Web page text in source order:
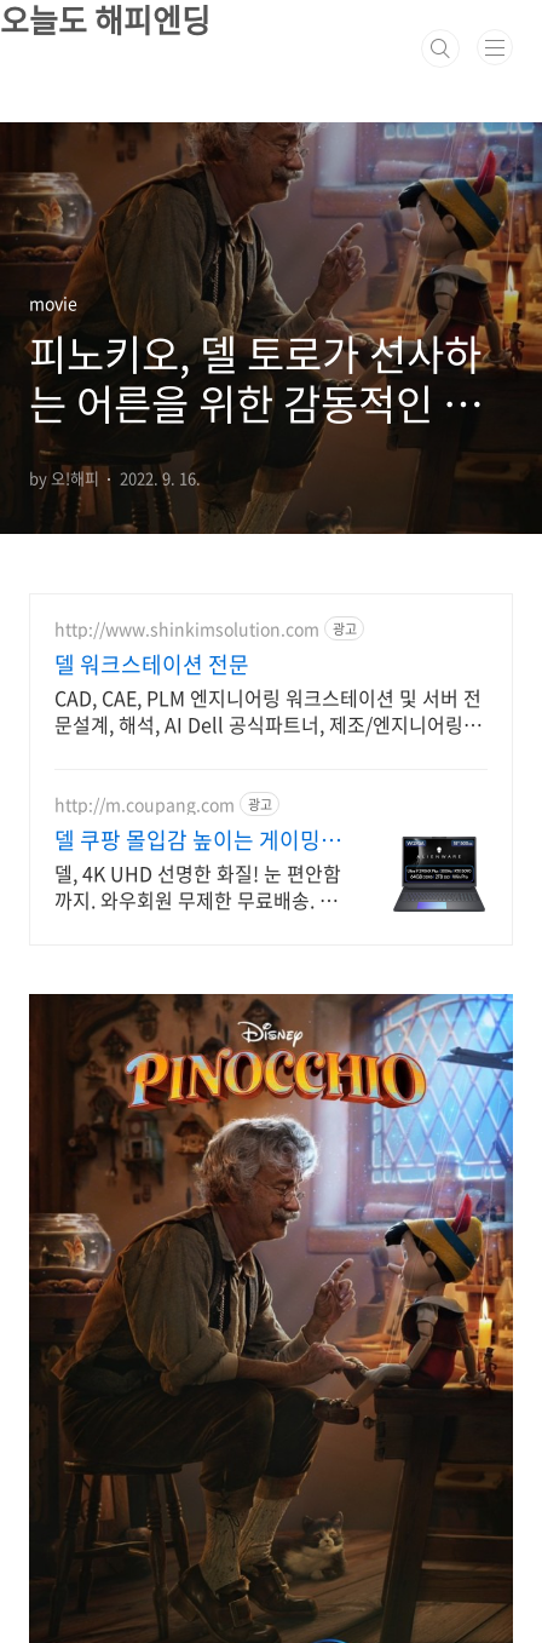
본문 바로가기
오늘도 해피엔딩
movie
피노키오, 델 토로가 선사하
는 어른을 위한 감동적인 동
화
by 오!해피 2022. 9. 16.
http://www.shinkimsolution.com 광고
델 워크스테이션 전문
CAD, CAE, PLM 엔지니어링 워크스테이션 및 서버 전
문설계, 해석, AI Dell 공식파트너, 제조/엔지니어링
http://m.coupang.com 광고
델 쿠팡 몰입감 높이는 게이밍
성능
델, 4K UHD 선명한 화질! 눈 편안함
까지. 와우회원 무제한 무료배송. 고